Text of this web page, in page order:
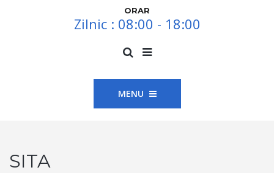
ORAR
Zilnic : 08:00 - 18:00
MENU
SITA